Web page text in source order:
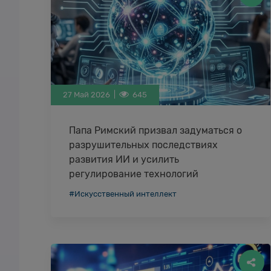
27 Май 2026 | 645
Папа Римский призвал задуматься о
разрушительных последствиях
развития ИИ и усилить
регулирование технологий
2026 г. один из важнейших для церкви
#Искусственный интеллект